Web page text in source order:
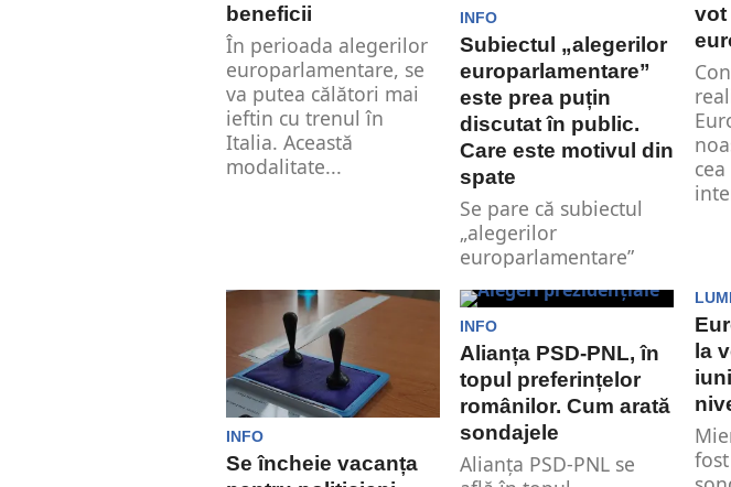
beneficii
În perioada alegerilor
europarlamentare, se
va putea călători mai
ieftin cu trenul în
Italia. Această
modalitate...
INFO
Subiectul „alegerilor
europarlamentare”
este prea puțin
discutat în public.
Care este motivul din
spate
Se pare că subiectul
„alegerilor
europarlamentare”
se ține secret. În
spațiul public...
vot
INFO
Se încheie vacanța
INFO
Alianța PSD-PNL, în
topul preferințelor
românilor. Cum arată
sondajele
Alianța PSD-PNL se
la